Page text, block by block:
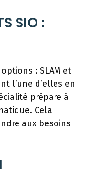
SIO :
: SLAM et
l’une d’elles en
prépare à
Cela
aux besoins